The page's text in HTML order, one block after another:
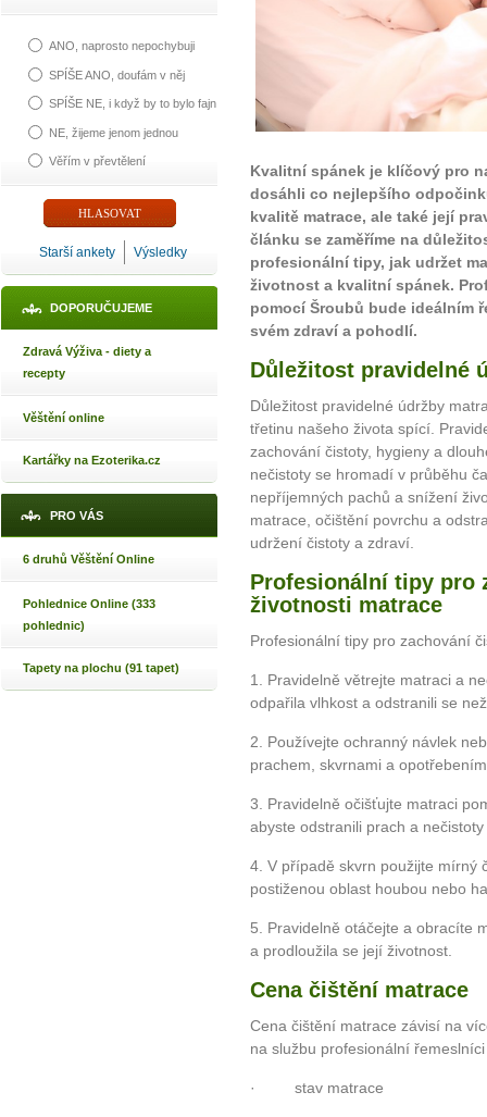
ANO, naprosto nepochybuji
SPÍŠE ANO, doufám v něj
SPÍŠE NE, i když by to bylo fajn
NE, žijeme jenom jednou
Věřím v převtělení
Starší ankety Výsledky
DOPORUČUJEME
Zdravá Výživa - diety a
recepty
Věštění online
Kartářky na Ezoterika.cz
PRO VÁS
6 druhů Věštění Online
Pohlednice Online (333
pohlednic)
Tapety na plochu (91 tapet)
Kvalitní spánek je klíčový pro
dosáhli co nejlepšího
kvalitě matrace, ale také její
článku se zaměříme na
profesionální tipy, jak udržet
životnost a kvalitní spánek.
pomocí Šroubů bude ideálním
svém zdraví a pohodlí.
Důležitost pravidelné
Důležitost pravidelné údržby
třetinu našeho života spící.
zachování čistoty, hygieny a
nečistoty se hromadí v průběhu
nepříjemných pachů a snížení
matrace, očištění povrchu a
udržení čistoty a zdraví.
Profesionální tipy pro
životnosti matrace
Profesionální tipy pro zachování
1. Pravidelně větrejte matraci a
odpařila vlhkost a odstranili se
2. Používejte ochranný návlek
prachem, skvrnami a
3. Pravidelně očišťujte matraci
abyste odstranili prach a
4. V případě skvrn použijte mírný
postiženou oblast houbou nebo
5. Pravidelně otáčejte a obracíte
a prodloužila se její životnost.
Cena čištění matrace
Cena čištění matrace závisí na
na službu profesionální
· stav matrace